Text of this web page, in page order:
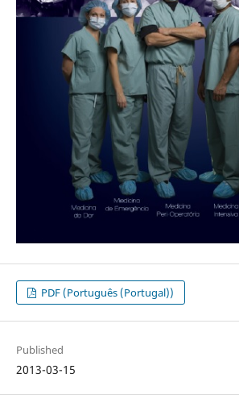
PDF (Português (Portugal))
Published
2013-03-15